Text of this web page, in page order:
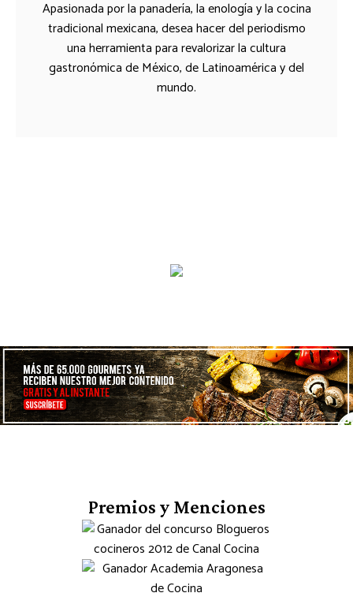
Apasionada por la panadería, la enología y la cocina
tradicional mexicana, desea hacer del periodismo
una herramienta para revalorizar la cultura
gastronómica de México, de Latinoamérica y del
mundo.
Premios y Menciones